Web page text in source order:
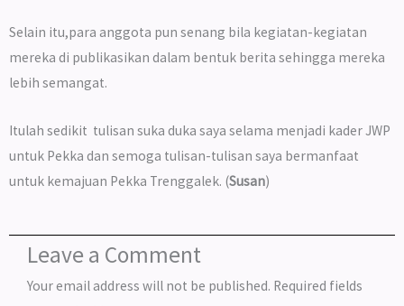
Selain itu,para anggota pun senang bila kegiatan-kegiatan
mereka di publikasikan dalam bentuk berita sehingga mereka
lebih semangat.
Itulah sedikit tulisan suka duka saya selama menjadi kader JWP
untuk Pekka dan semoga tulisan-tulisan saya bermanfaat
untuk kemajuan Pekka Trenggalek. (Susan)
Leave a Comment
Your email address will not be published. Required fields